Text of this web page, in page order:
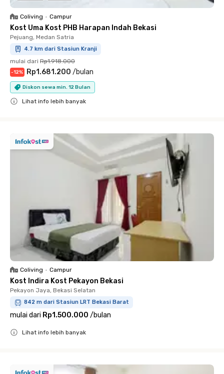
Coliving • Campur
Kost Uma Kost PHB Harapan Indah Bekasi
Pejuang, Medan Satria
4.7 km dari Stasiun Kranji
mulai dari Rp1.918.000
-12% Rp1.681.200 /bulan
Diskon sewa min. 12 Bulan
Lihat info lebih banyak
Coliving • Campur
Kost Indira Kost Pekayon Bekasi
Pekayon Jaya, Bekasi Selatan
842 m dari Stasiun LRT Bekasi Barat
mulai dari Rp1.500.000 /bulan
Lihat info lebih banyak